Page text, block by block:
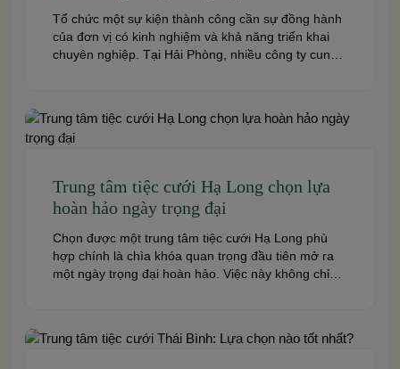
Tổ chức một sự kiện thành công cần sự đồng hành
của đơn vị có kinh nghiệm và khả năng triển khai
chuyên nghiệp. Tại Hải Phòng, nhiều công ty cung
Trung tâm tiệc cưới Hạ Long chọn lựa
hoàn hảo ngày trọng đại
Chọn được một trung tâm tiệc cưới Hạ Long phù
hợp chính là chìa khóa quan trọng đầu tiên mở ra
một ngày trọng đại hoàn hảo. Việc này không chỉ